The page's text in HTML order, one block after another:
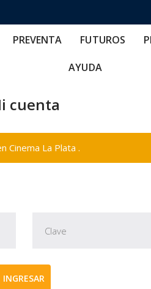
PREVENTA FUTUROS
AYUDA
cuenta
Cinema La Plata .
INGRESAR